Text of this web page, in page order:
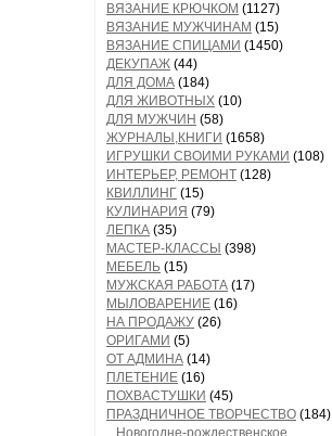
ВЯЗАНИЕ КРЮЧКОМ (1127)
ВЯЗАНИЕ МУЖЧИНАМ (15)
ВЯЗАНИЕ СПИЦАМИ (1450)
ДЕКУПАЖ (44)
ДЛЯ ДОМА (184)
ДЛЯ ЖИВОТНЫХ (10)
ДЛЯ МУЖЧИН (58)
ЖУРНАЛЫ,КНИГИ (1658)
ИГРУШКИ СВОИМИ РУКАМИ (108)
ИНТЕРЬЕР, РЕМОНТ (128)
КВИЛЛИНГ (15)
КУЛИНАРИЯ (79)
ЛЕПКА (35)
МАСТЕР-КЛАССЫ (398)
МЕБЕЛЬ (15)
МУЖСКАЯ РАБОТА (17)
МЫЛОВАРЕНИЕ (16)
НА ПРОДАЖУ (26)
ОРИГАМИ (5)
ОТ АДМИНА (14)
ПЛЕТЕНИЕ (16)
ПОХВАСТУШКИ (45)
ПРАЗДНИЧНОЕ ТВОРЧЕСТВО (184)
Новогодне-рождественское